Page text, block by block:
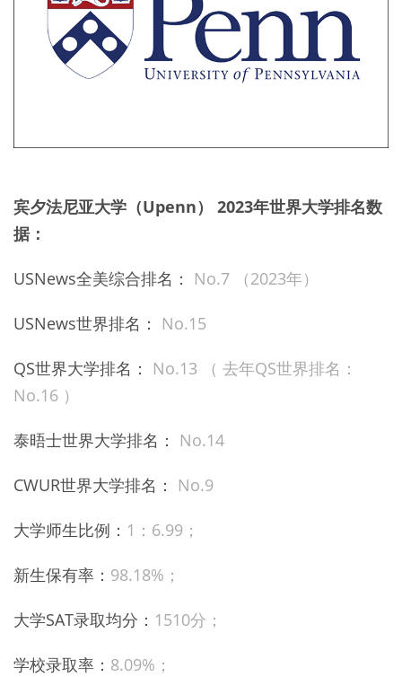
宾夕法尼亚大学（Upenn） 2023年世界大学排名数
据：
USNews全美综合排名： No.7 （2023年）
USNews世界排名： No.15
QS世界大学排名：
No.13 （ 去年QS世界排名：
No.16 ）
泰晤士世界大学排名： No.14
CWUR世界大学排名： No.9
大学师生比例： 1： 6.99；
新生保有率： 98.18%；
大学SAT录取均分： 1510分；
学校录取率： 8.09%；